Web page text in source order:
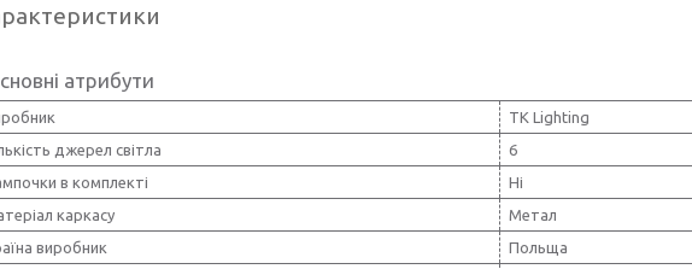
атрибути
TK Lighting
джерел світла
6
в комплекті
Ні
каркасу
Метал
виробник
Польща